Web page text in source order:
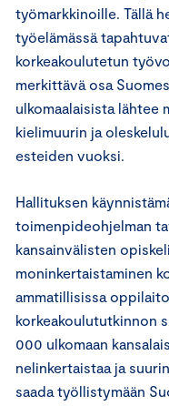
työmarkkinoille. Tällä
työelämässä
korkeakoulutetun
merkittävä osa
ulkomaalaisista lähtee
kielimuurin ja
esteiden vuoksi.
Hallituksen
toimenpideohjelman
kansainvälisten
moninkertaistaminen
ammatillisissa
korkeakoulututkinnon
000 ulkomaan
nelinkertaistaa ja
saada työllistymään